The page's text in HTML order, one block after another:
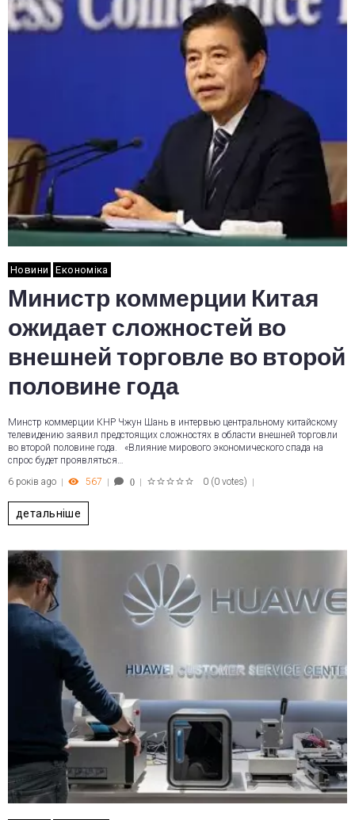
Новини Економіка
Министр коммерции Китая
ожидает сложностей во
внешней торговле во второй
половине года
Минстр коммерции КНР Чжун Шань в интервью центральному китайскому
телевидению заявил предстоящих сложностях в области внешней торговли
во второй половине года. «Влияние мирового экономического спада на
спрос будет проявляться…
6 років ago
567 0 0 (0 votes)
детальніше